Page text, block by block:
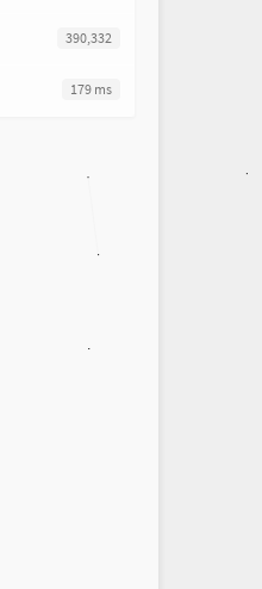
390,332
179 ms